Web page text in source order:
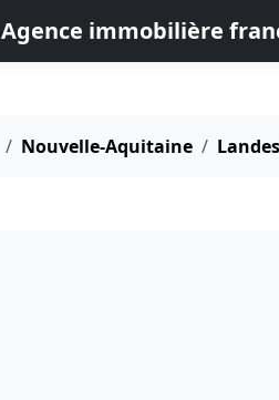
Agence immobilière
Nouvelle-Aquitaine